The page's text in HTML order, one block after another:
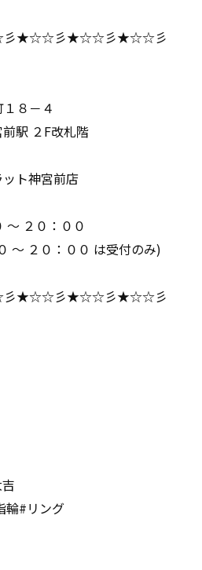
★☆☆彡★☆☆彡★☆☆彡
８－４
駅 ２F改札階
ト神宮前店
２０：００
：００ は受付のみ)
★☆☆彡★☆☆彡★☆☆彡
輪#リング